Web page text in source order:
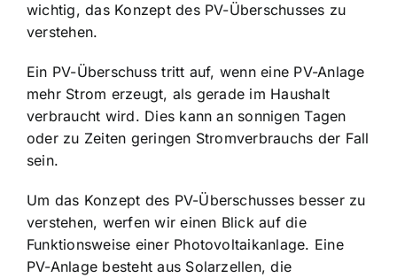
wichtig, das Konzept des PV-Überschusses zu
verstehen.
Ein PV-Überschuss tritt auf, wenn eine PV-Anlage
mehr Strom erzeugt, als gerade im Haushalt
verbraucht wird. Dies kann an sonnigen Tagen
oder zu Zeiten geringen Stromverbrauchs der Fall
sein.
Um das Konzept des PV-Überschusses besser zu
verstehen, werfen wir einen Blick auf die
Funktionsweise einer Photovoltaikanlage. Eine
PV-Anlage besteht aus Solarzellen, die